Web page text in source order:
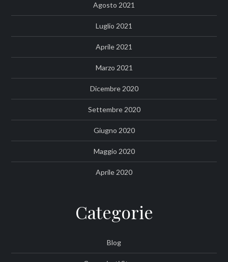
Agosto 2021
Luglio 2021
Aprile 2021
Marzo 2021
Dicembre 2020
Settembre 2020
Giugno 2020
Maggio 2020
Aprile 2020
Categorie
Blog